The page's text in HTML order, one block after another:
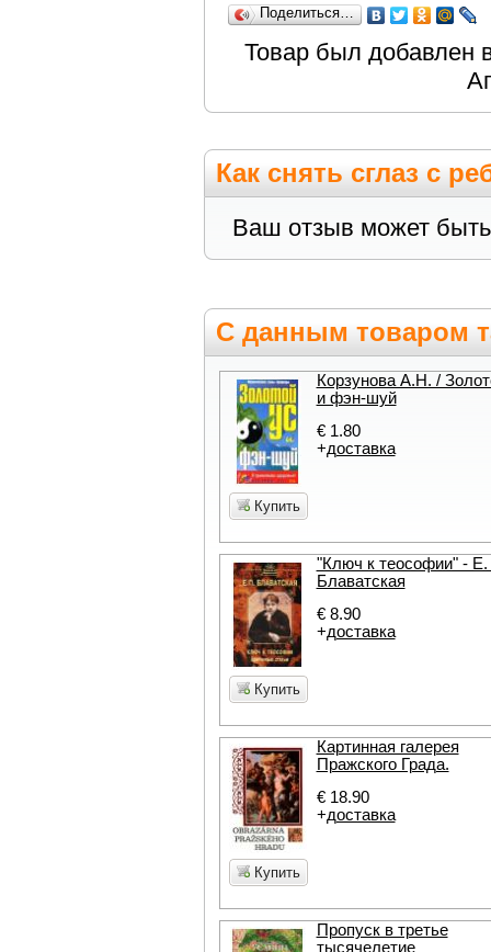
Поделиться…
Товар был добавлен
Как снять сглаз с
Ваш отзыв может
С данным товаром
Купить
Корзунова А.Н. /
и фэн-шуй
€ 1.80
+доставка
Купить
"Ключ к теософии" -
Блаватская
€ 8.90
+доставка
Купить
Картинная галерея
Пражского Града.
€ 18.90
+доставка
Пропуск в третье
тысячелетие